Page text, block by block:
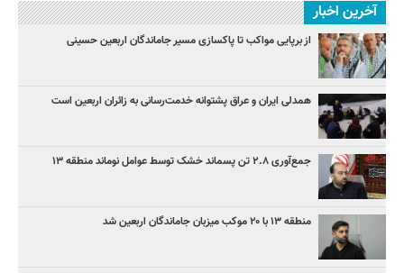
آخرین اخبار
از برپایی مواکب تا پاکسازی مسیر جاماندگان اربعین حسینی
همدلی ایران و عراق پشتوانه خدمت‌رسانی به زائران اربعین است
جمع‌آوری ۲.۸ تن پسماند خشک توسط عوامل نوماند منطقه ۱۳
منطقه ۱۳ با ۲۰ موکب میزبان جاماندگان اربعین شد